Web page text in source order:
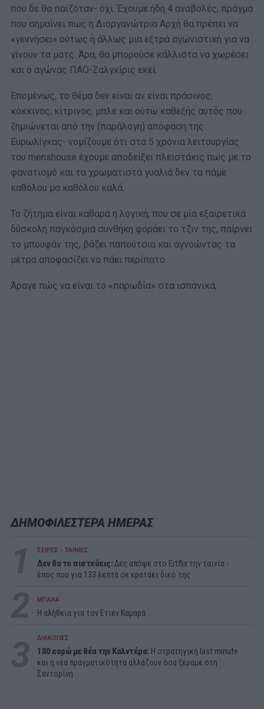
που δε θα παιζόταν- όχι. Έχουμε ήδη 4 αναβολές, πράγμα
που σημαίνει πως η Διοργανώτρια Αρχή θα πρέπει να
«γεννήσει» ούτως ή άλλως μια εξτρά αγωνιστική για να
γίνουν τα ματς. Άρα, θα μπορούσε κάλλιστα να χωρέσει
και ο αγώνας ΠΑΟ-Ζαλγκίρις εκεί.
Επομένως, το θέμα δεν είναι αν είναι πράσινος,
κόκκινος, κίτρινος, μπλε και ούτω καθεξής αυτός που
ζημιώνεται από την (παράλογη) απόφαση της
Ευρωλίγκας- νομίζουμε ότι στα 5 χρόνια λειτουργίας
του menshouse έχουμε αποδείξει πλειστάκις πως με το
φανατισμό και τα χρωματιστά γυαλιά δεν τα πάμε
καθόλου μα καθόλου καλά.
Το ζήτημα είναι καθαρά η λογική, που σε μία εξαιρετικά
δύσκολη παγκόσμια συνθήκη φοράει το τζιν της, παίρνει
το μπουφάν της, βάζει παπούτσια και αγνοώντας τα
μέτρα αποφασίζει να πάει περίπατο.
Άραγε πώς να είναι το «παρωδία» στα ισπανικά;
ΔΗΜΟΦΙΛΕΣΤΕΡΑ ΗΜΕΡΑΣ
ΣΕΙΡΕΣ - ΤΑΙΝΙΕΣ
Δεν θα το πιστεύεις:Δες απόψε στο Ertflix την ταινία -
έπος που για 133 λεπτά σε κρατάει δικό της
ΜΠΑΛΑ
Η αλήθεια για τον Ετιέν Καμαρά
ΔΙΑΚΟΠΕΣ
180 ευρώ με θέα την Καλντέρα: Η στρατηγική last minute
και η νέα πραγματικότητα αλλάζουν όσα ξέραμε στη
Σαντορίνη